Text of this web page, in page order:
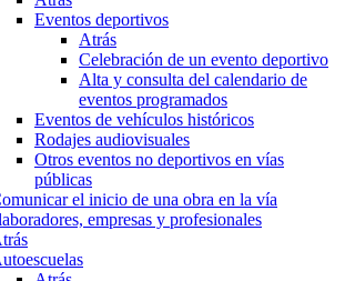
Eventos deportivos
Atrás
Celebración de un evento deportivo
Alta y consulta del calendario de
eventos programados
Eventos de vehículos históricos
Rodajes audiovisuales
Otros eventos no deportivos en vías
públicas
el inicio de una obra en la vía
empresas y profesionales